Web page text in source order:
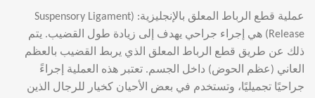
عملية قطع الرباط المعلق بالإنجليزية: (Suspensory Ligament
Release) هي إجراء جراحي يهدف إلى زيادة طول القضيب. يتم
ذلك عن طريق قطع الرباط المعلق الذي يربط القضيب بالعظم
العاني (عظم الحوض) داخل الجسم. تعتبر هذه العملية إجراءً
جراحيًا تجميليًا، وتستخدم في بعض الأحيان كخيار للرجال الذين